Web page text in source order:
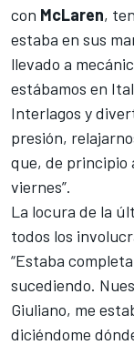
con McLaren,
estaba en sus
llevado a
estábamos en
Interlagos y
presión,
que, de principio
viernes”.
La locura de la
todos los
“Estaba
sucediendo.
Giuliano, me
diciéndome